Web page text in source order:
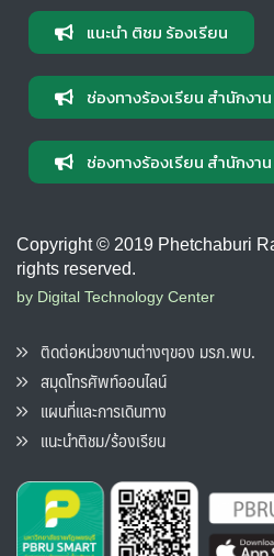
แนะนำ ติชม ร้องเรียน
ช่องทางร้องเรียน สำนักงา
ช่องทางร้องเรียน สำนักงา
Copyright © 2019 Phetchaburi
rights reserved.
by Digital Technology Center
ติดต่อหน่วยงานต่างๆของ มรภ.พบ.
สมุดโทรศัพท์ออนไลน์
แผนที่และการเดินทาง
แนะนำติชม/ร้องเรียน